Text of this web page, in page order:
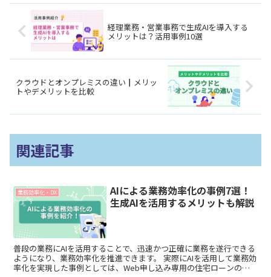
経理業務・営業事務で生成AIを導入する
メリットは？活用事例10選
クラウドとオンプレミスの違い┃メリッ
トやデメリットを比較
関連記事
業務効率化・DX
AIによる業務効率化の事例7選！
生成AIを活用するメリットも解説
普段の業務にAIを活用することで、迅速かつ正確に業務を遂行できる
ようになり、業務効率化を推進できます。 実際にAIを活用して業務効
率化を実現した事例としては、Web申し込み専用の住宅ローンの事